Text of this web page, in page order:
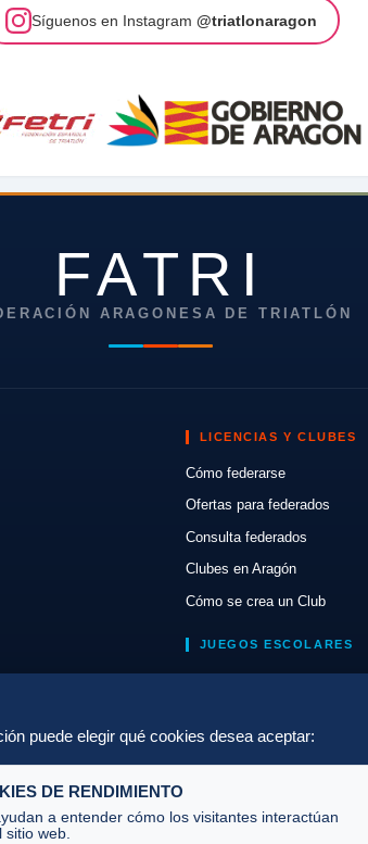
Síguenos en Instagram @triatlonaragon
FATRI
ARAGONESA DE TRIATLÓN
LICENCIAS Y CLUBES
Cómo federarse
Ofertas para federados
Consulta federados
Clubes en Aragón
Cómo se crea un Club
JUEGOS ESCOLARES
puede elegir qué cookies desea aceptar:
DE RENDIMIENTO
a entender cómo los visitantes interactúan
sitio web.